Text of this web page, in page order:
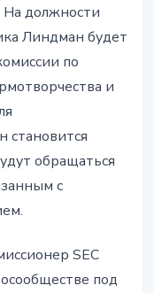
должности
Линдман будет
по
и
становится
обращаться
с
SEC
под